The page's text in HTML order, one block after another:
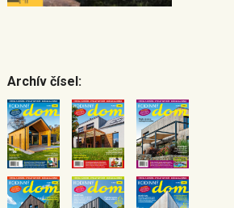
Archív čísel: